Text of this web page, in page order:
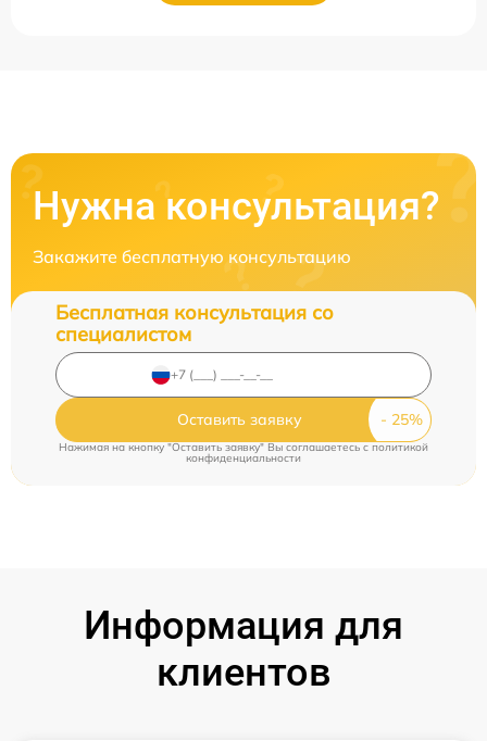
Нужна консультация?
Закажите бесплатную консультацию
Бесплатная консультация со
специалистом
Оставить заявку
Нажимая на кнопку "Оставить заявку" Вы соглашаетесь cполитикой
конфиденциальности
Информация для
клиентов